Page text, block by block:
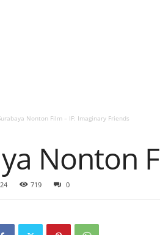
Nonton Film – IF: Imaginary Friends
Nonton
719 0